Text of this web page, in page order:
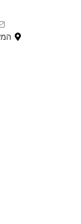
המעיין 4,